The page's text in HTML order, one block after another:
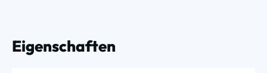
Eigenschaften